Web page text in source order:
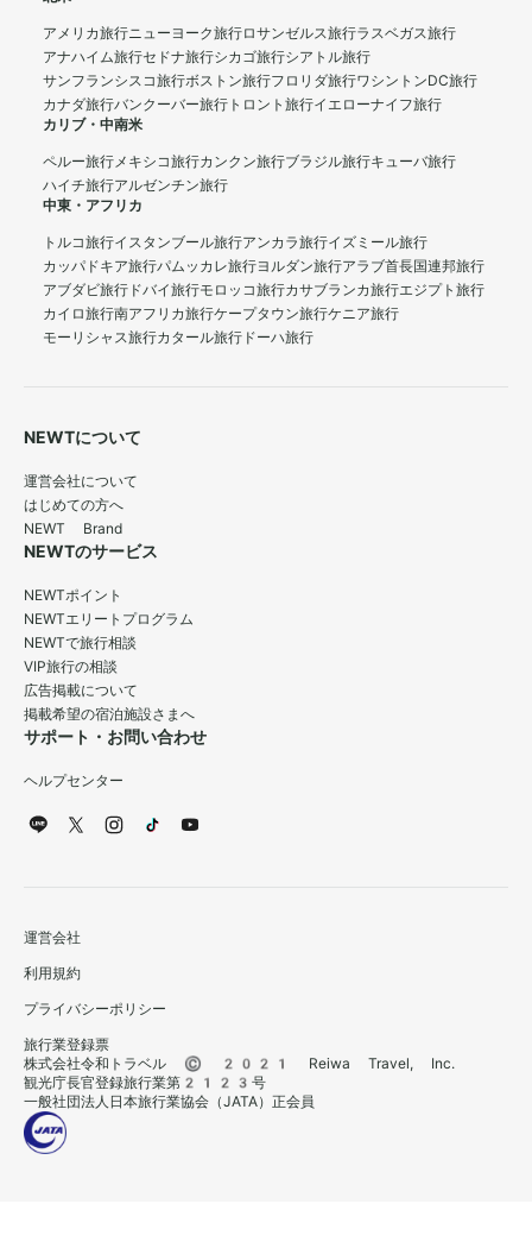
アメリカ旅行ニューヨーク旅行ロサンゼルス旅行ラスベガス旅行
アナハイム旅行セドナ旅行シカゴ旅行シアトル旅行
サンフランシスコ旅行ボストン旅行フロリダ旅行ワシントンDC旅行
カナダ旅行バンクーバー旅行 トロント旅行イエローナイフ旅行
カリブ・中南米
ペルー旅行メキシコ旅行カンクン旅行ブラジル旅行キューバ旅行
ハイチ旅行アルゼンチン旅行
中東・アフリカ
トルコ旅行イスタンブール旅行アンカラ旅行イズミール旅行
カッパドキア旅行パムッカレ旅行ヨルダン旅行アラブ首長国連邦旅行
アブダビ旅行 ドバイ旅行モロッコ旅行カサブランカ旅行エジプト旅行
カイロ旅行南アフリカ旅行ケープタウン旅行ケニア旅行
モーリシャス旅行カタール旅行 ドーハ旅行
NEWTについて
運営会社について
はじめての方へ
NEWT Brand
NEWTのサービス
NEWTポイント
NEWTエリートプログラム
NEWTで旅行相談
VIP旅行の相談
広告掲載について
掲載希望の宿泊施設さまへ
サポート・お問い合わせ
ヘルプセンター
運営会社
利用規約
プライバシーポリシー
旅行業登録票
株式会社令和トラベル © 2021 Reiwa Travel, Inc.
観光庁長官登録旅行業第2123号
一般社団法人日本旅行業協会（JATA）正会員